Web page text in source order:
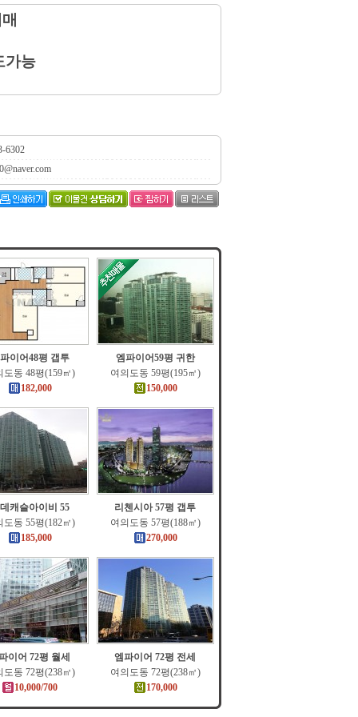
가능
6302
이어48평 갭투
도동 48평(159㎡)
182,000
엠파이어59평 귀한
여의도동 59평(195㎡)
150,000
캐슬아이비 55
도동 55평(182㎡)
185,000
리첸시아 57평 갭투
여의도동 57평(188㎡)
270,000
이어 72평 월세
도동 72평(238㎡)
10,000/700
엠파이어 72평 전세
여의도동 72평(238㎡)
170,000